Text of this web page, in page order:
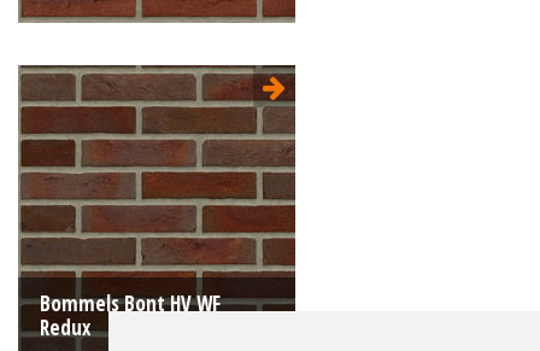
Type:
Handvorm (HV)
Formaat:
Waalformaat (WF)
210x100x50
Structuur:
Genuanceerd
Kleur:
Rood
Bommels Bont HV WF
Redux